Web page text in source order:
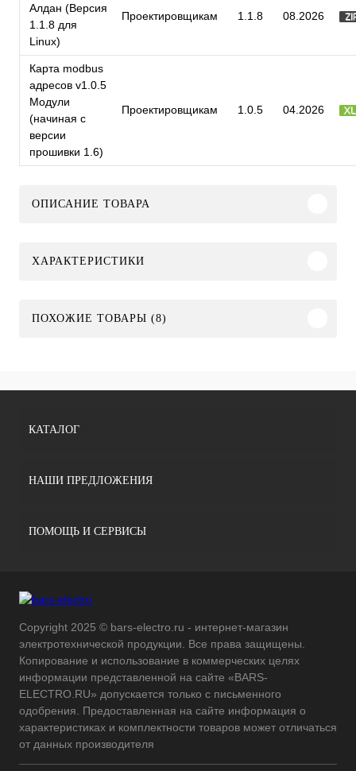
Алдан (Версия
1.1.8 для
Linux)
Проектировщикам 1.1.8 08.2026
Карта modbus
адресов v1.0.5
Модули
(начиная с
версии
прошивки 1.6)
Проектировщикам 1.0.5 04.2026
ОПИСАНИЕ ТОВАРА
ХАРАКТЕРИСТИКИ
ПОХОЖИЕ ТОВАРЫ (8)
КАТАЛОГ
НАШИ ПРЕДЛОЖЕНИЯ
ПОМОЩЬ И СЕРВИСЫ
Copyright 2025 © bars-electro.ru - интернет-магазин
электротехнической продукции. Все права защищены.
Копирование и использование в коммерческих целях
информации представленной на сайте «BARS-
ELECTRO.RU» допускается только с письменного
одобрения. Предоставленная на сайте информация о
характеристиках и комплектности товаров может отличаться
от данных производителя